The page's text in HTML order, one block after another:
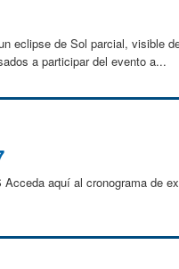
eclipse de Sol parcial, visible
a participar del evento a...
aquí al cronograma de